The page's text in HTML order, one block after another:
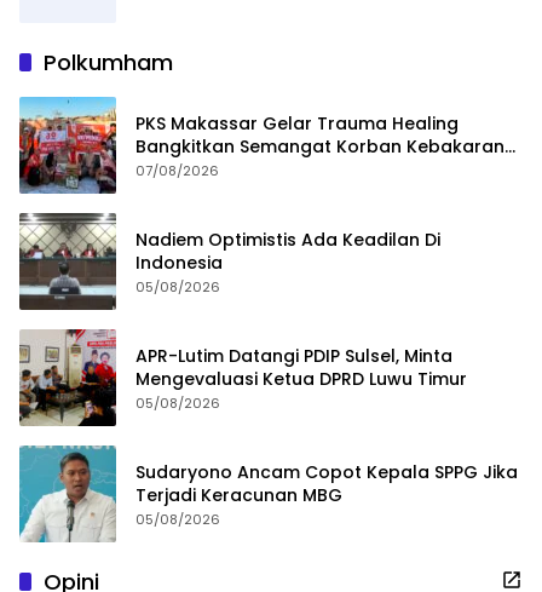
Polkumham
PKS Makassar Gelar Trauma Healing
Bangkitkan Semangat Korban Kebakaran
Tallo
07/08/2026
Nadiem Optimistis Ada Keadilan Di
Indonesia
05/08/2026
APR-Lutim Datangi PDIP Sulsel, Minta
Mengevaluasi Ketua DPRD Luwu Timur
05/08/2026
Sudaryono Ancam Copot Kepala SPPG Jika
Terjadi Keracunan MBG
05/08/2026
Opini